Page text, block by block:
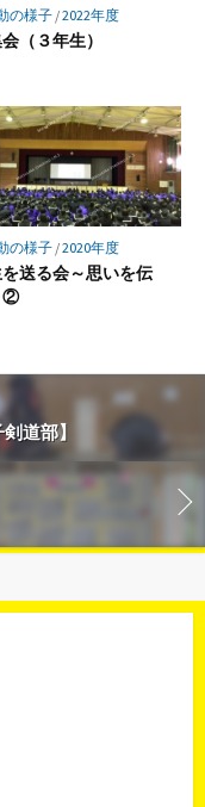
の様子/2022年度
（３年生）
の様子/2020年度
を送る会～思いを伝
②
道部】